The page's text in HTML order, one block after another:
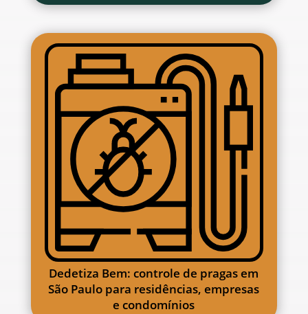
Dedetiza Bem: controle de pragas em
São Paulo para residências, empresas
e condomínios